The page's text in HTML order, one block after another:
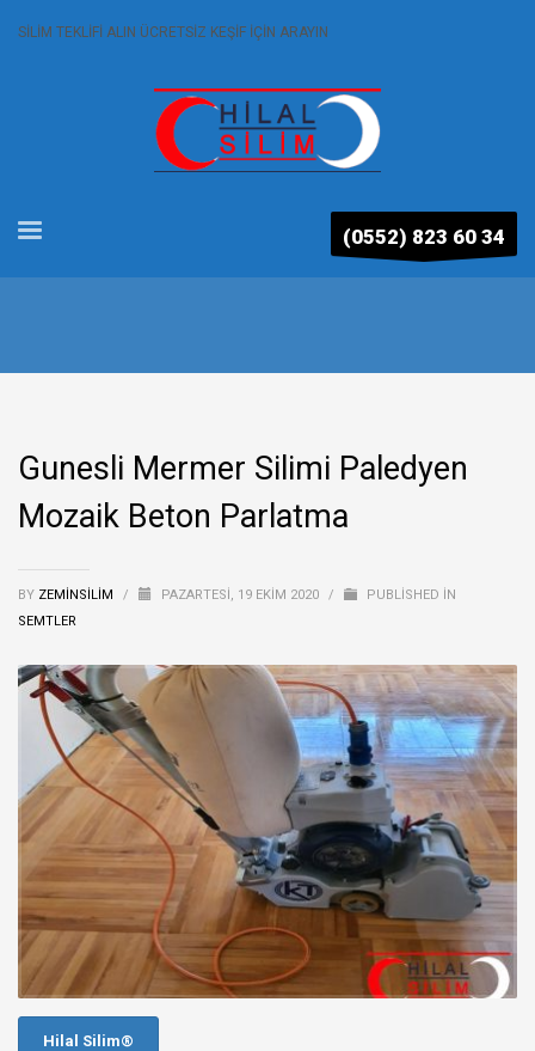
SİLİM TEKLİFİ ALIN ÜCRETSİZ KEŞİF İÇİN ARAYIN
(0552) 823 60 34
Gunesli Mermer Silimi Paledyen
Mozaik Beton Parlatma
BY ZEMINSILIM / PAZARTESI, 19 EKIM 2020 /
PUBLISHED IN
SEMTLER
Hilal Silim®